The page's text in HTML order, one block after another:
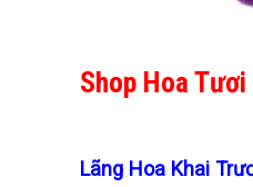
Shop Hoa
Lãng Hoa Khai